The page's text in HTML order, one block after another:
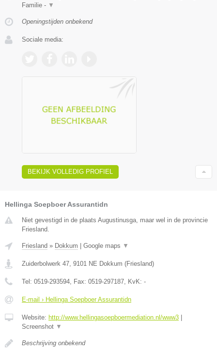
Familie - ▼
Openingstijden onbekend
Sociale media:
BEKIJK VOLLEDIG PROFIEL
Hellinga Soepboer Assurantidn
Niet gevestigd in de plaats Augustinusga, maar wel in de provincie
Friesland.
Friesland » Dokkum | Google maps ▼
Zuiderbolwerk 47 9101 NE Dokkum (Friesland)
Tel: 0519-293594 , Fax: 0519-297187 , KvK: -
E-mail › Hellinga Soepboer Assurantidn
Website: http://www.hellingasoepboermediation.nl/www3 |
Screenshot ▼
Beschrijving onbekend